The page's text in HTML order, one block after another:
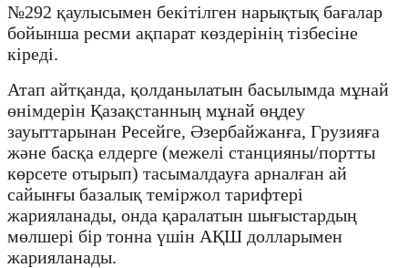
№292 қаулысымен бекітілген нарықтық бағалар
бойынша ресми ақпарат көздерінің тізбесіне
кіреді.
Атап айтқанда, қолданылатын басылымда мұнай
өнімдерін Қазақстанның мұнай өңдеу
зауыттарынан Ресейге, Әзербайжанға, Грузияға
және басқа елдерге (межелі станцияны/портты
көрсете отырып) тасымалдауға арналған ай
сайынғы базалық теміржол тарифтері
жарияланады, онда қаралатын шығыстардың
мөлшері бір тонна үшін АҚШ долларымен
жарияланады.